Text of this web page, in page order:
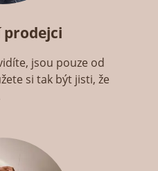
prodejci
jsou pouze od
si tak být jisti, že